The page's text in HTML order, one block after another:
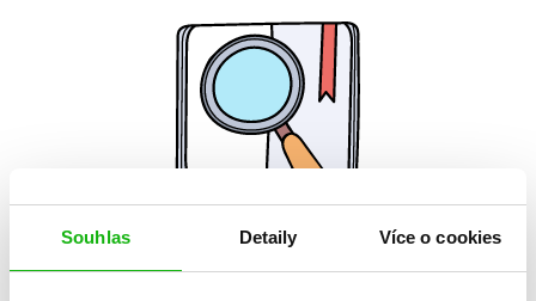
Souhlas Detaily Více o cookies